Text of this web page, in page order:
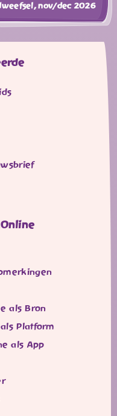
nov/dec 2026
als Bron
Platform
als App